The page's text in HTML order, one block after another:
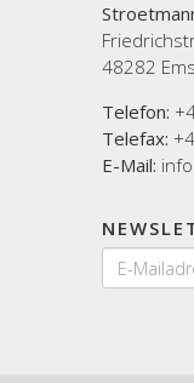
48282
Telefon:
Telefax:
E-Mail: